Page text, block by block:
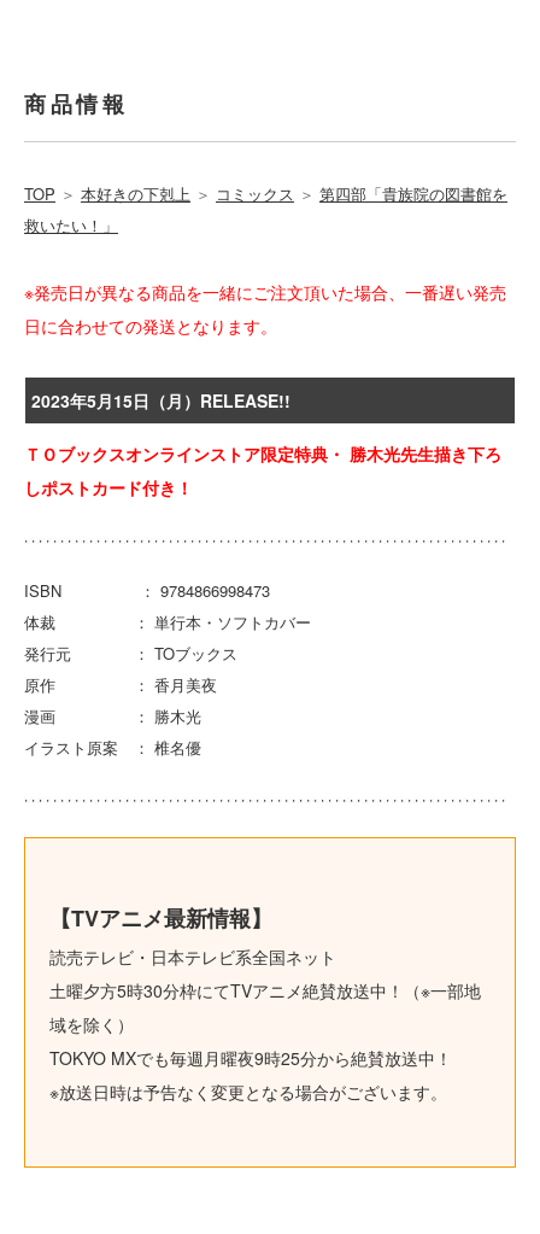
商品情報
TOP ＞ 本好きの下剋上 ＞ コミックス ＞ 第四部「貴族院の図書館を
救いたい！」
※発売日が異なる商品を一緒にご注文頂いた場合、一番遅い発売
日に合わせての発送となります。
2023年5月15日（月）RELEASE!!
ＴＯブックスオンラインストア限定特典・ 勝木光先生描き下ろ
しポストカード付き！
ISBN ： 9784866998473
体裁 ： 単行本・ソフトカバー
発行元 ： TOブックス
原作 ： 香月美夜
漫画 ： 勝木光
イラスト原案 ： 椎名優
【TVアニメ最新情報】
読売テレビ・日本テレビ系全国ネット
土曜夕方5時30分枠にてTVアニメ絶賛放送中！（※一部地
域を除く）
TOKYO MXでも毎週月曜夜9時25分から絶賛放送中！
※放送日時は予告なく変更となる場合がございます。